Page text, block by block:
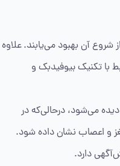
کودکان معمولاً مطلوب است، به‌ویژه در اشکالی که ظرف 3 هفته از شروع آن بهبود می‌یابند. علاوه
با تکنیک بیوفیدبک و
فلج بل ناشی از ترومای پری ناتال، بهبودی خودبه‌خودی در حدود 4 ماه دیده می‌شود، درحالی‌که در
و اعصاب نشان داده شود.